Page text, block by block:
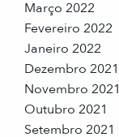
Março 2022
Fevereiro 2022
Janeiro 2022
Dezembro 2021
Novembro 2021
Outubro 2021
Setembro 2021